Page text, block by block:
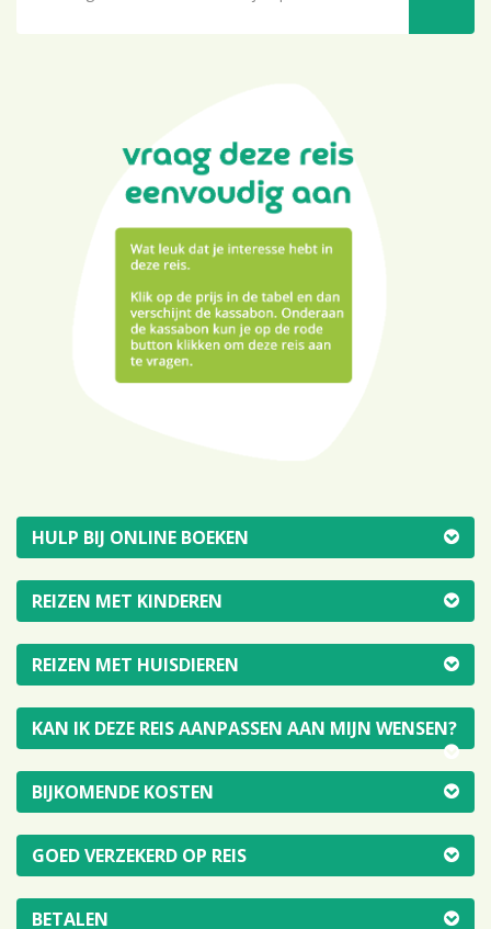
HULP BIJ ONLINE BOEKEN
REIZEN MET KINDEREN
REIZEN MET HUISDIEREN
KAN IK DEZE REIS AANPASSEN AAN MIJN WENSEN?
BIJKOMENDE KOSTEN
GOED VERZEKERD OP REIS
BETALEN